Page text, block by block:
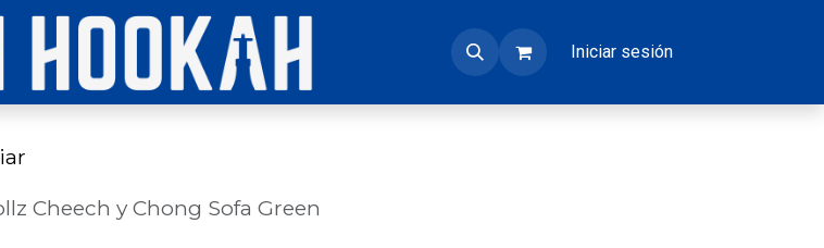
Iniciar sesión
Cheech y Chong Sofa Green